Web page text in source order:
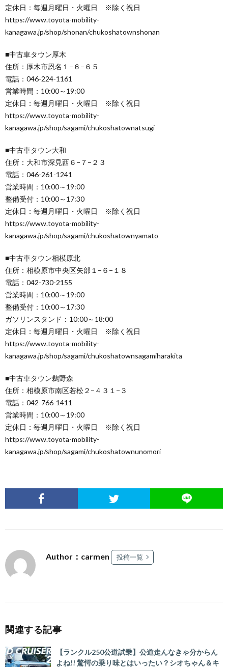
定休日：毎週月曜日・火曜日 ※除く祝日
https://www.toyota-mobility-
kanagawa.jp/shop/shonan/chukoshatownshonan
■中古車タウン厚木
住所：厚木市恩名１−６−６５
電話：046-224-1161
営業時間：10:00～19:00
定休日：毎週月曜日・火曜日 ※除く祝日
https://www.toyota-mobility-
kanagawa.jp/shop/sagami/chukoshatownatsugi
■中古車タウン大和
住所：大和市深見西６−７−２３
電話：046-261-1241
営業時間：10:00～19:00
整備受付：10:00～17:30
定休日：毎週月曜日・火曜日 ※除く祝日
https://www.toyota-mobility-
kanagawa.jp/shop/sagami/chukoshatownyamato
■中古車タウン相模原北
住所：相模原市中央区矢部１−６−１８
電話：042-730-2155
営業時間：10:00～19:00
整備受付：10:00～17:30
ガソリンスタンド：10:00～18:00
定休日：毎週月曜日・火曜日 ※除く祝日
https://www.toyota-mobility-
kanagawa.jp/shop/sagami/chukoshatownsagamiharakita
■中古車タウン鵜野森
住所：相模原市南区若松２−４３１−３
電話：042-766-1411
営業時間：10:00～19:00
定休日：毎週月曜日・火曜日 ※除く祝日
https://www.toyota-mobility-
kanagawa.jp/shop/sagami/chukoshatownunomori
Author：carmen 投稿一覧
関連する記事
【ランクル250公道試乗】公道走んなきゃ分からん
よね!! 驚愕の乗り味とはいったい？シオちゃん＆キ